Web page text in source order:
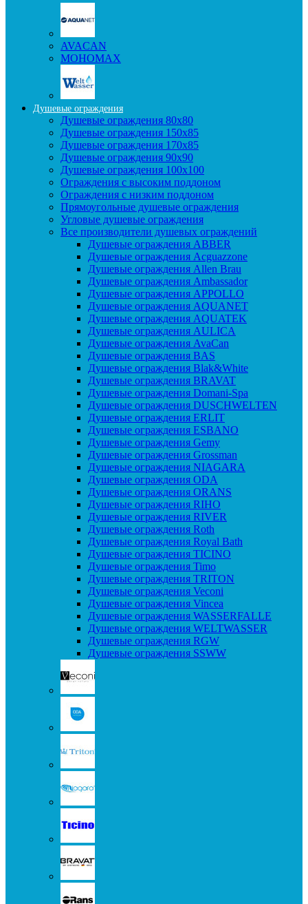
AVACAN
МОНОМАХ
Душевые ограждения
Душевые ограждения 80x80
Душевые ограждения 150x85
Душевые ограждения 170x85
Душевые ограждения 90x90
Душевые ограждения 100x100
Ограждения с высоким поддоном
Ограждения с низким поддоном
Прямоугольные душевые ограждения
Угловые душевые ограждения
Все производители душевых ограждений
Душевые ограждения ABBER
Душевые ограждения Acguazzone
Душевые ограждения Allen Brau
Душевые ограждения Ambassador
Душевые ограждения APPOLLO
Душевые ограждения AQUANET
Душевые ограждения AQUATEK
Душевые ограждения AULICA
Душевые ограждения AvaCan
Душевые ограждения BAS
Душевые ограждения Blak&White
Душевые ограждения BRAVAT
Душевые ограждения Domani-Spa
Душевые ограждения DUSCHWELTEN
Душевые ограждения ERLIT
Душевые ограждения ESBANO
Душевые ограждения Gemy
Душевые ограждения Grossman
Душевые ограждения NIAGARA
Душевые ограждения ODA
Душевые ограждения ORANS
Душевые ограждения RIHO
Душевые ограждения RIVER
Душевые ограждения Roth
Душевые ограждения Royal Bath
Душевые ограждения TICINO
Душевые ограждения Timo
Душевые ограждения TRITON
Душевые ограждения Veconi
Душевые ограждения Vincea
Душевые ограждения WASSERFALLE
Душевые ограждения WELTWASSER
Душевые ограждения RGW
Душевые ограждения SSWW